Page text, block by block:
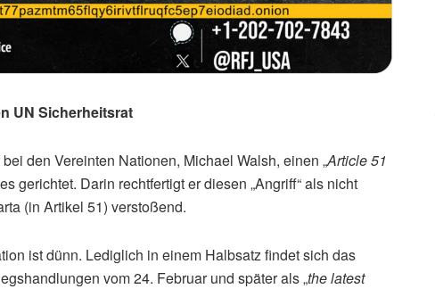
UN Sicherheitsrat
den Vereinten Nationen, Michael Walsh, einen „Article 51
gerichtet. Darin rechtfertigt er diesen „Angriff“ als nicht
(in Artikel 51) verstoßend.
ist dünn. Lediglich in einem Halbsatz findet sich das
vom 24. Februar und später als „the latest